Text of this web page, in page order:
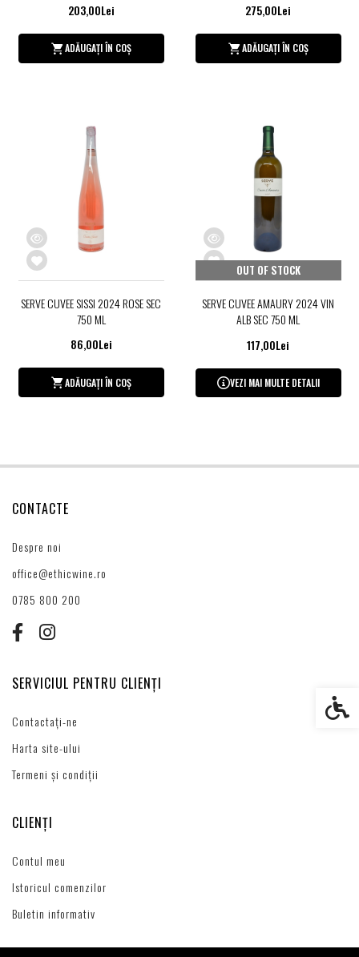
203,00Lei
ADĂUGAȚI ÎN COȘ
275,00Lei
ADĂUGAȚI ÎN COȘ
SERVE CUVEE SISSI 2024 ROSE SEC
750 ML
86,00Lei
ADĂUGAȚI ÎN COȘ
OUT OF STOCK
SERVE CUVEE AMAURY 2024 VIN
ALB SEC 750 ML
117,00Lei
VEZI MAI MULTE DETALII
CONTACTE
Despre noi
office@ethicwine.ro
0785 800 200
SERVICIUL PENTRU CLIENȚI
Contactați-ne
Harta site-ului
Termeni și condiții
CLIENȚI
Contul meu
Istoricul comenzilor
Buletin informativ
Setări